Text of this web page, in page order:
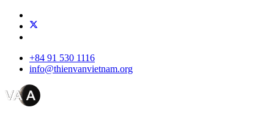
+84 91 530 1116
info@thienvanvietnam.org